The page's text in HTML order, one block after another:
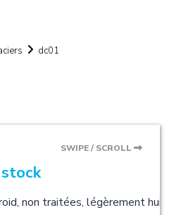
dc01
SWIPE / SCROLL
non traitées, légèrement